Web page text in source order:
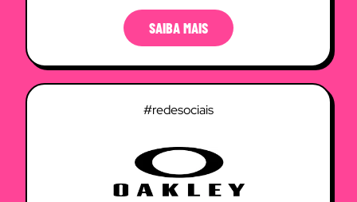
SAIBA MAIS
#redesociais